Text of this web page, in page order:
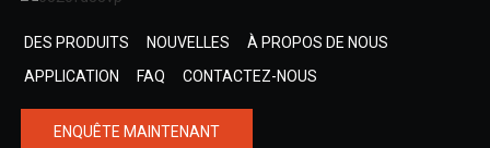
DES PRODUITS NOUVELLES
À PROPOS DE NOUS
APPLICATION
FAQ CONTACTEZ-NOUS
ENQUÊTE MAINTENANT